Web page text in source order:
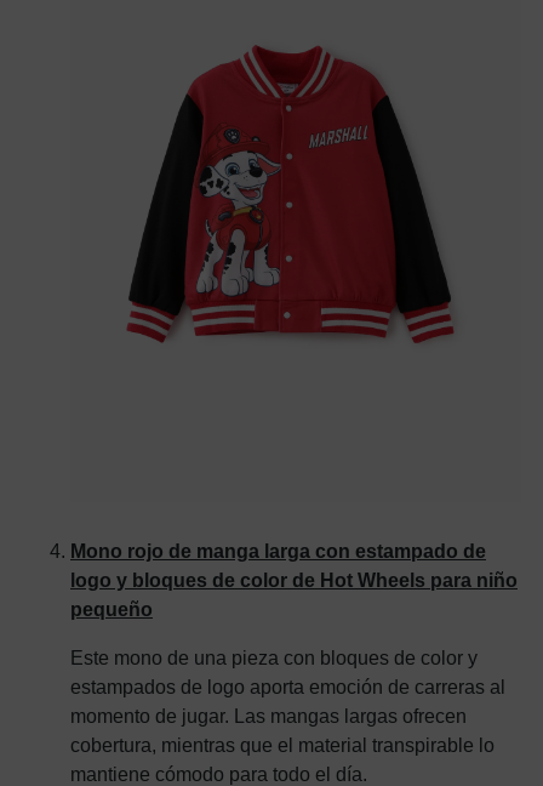
Mono rojo de manga larga con estampado de
logo y bloques de color de Hot Wheels para niño
pequeño
Este mono de una pieza con bloques de color y
estampados de logo aporta emoción de carreras al
momento de jugar. Las mangas largas ofrecen
cobertura, mientras que el material transpirable lo
mantiene cómodo para todo el día.